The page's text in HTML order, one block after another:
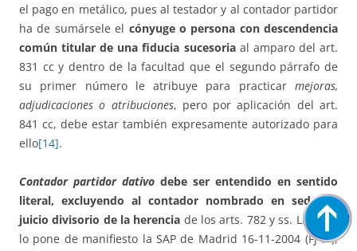
el pago en metálico, pues al testador y al contador partidor
ha de sumársele el cónyuge o persona con descendencia
común titular de una fiducia sucesoriaal amparo del art.
831 cc y dentro de la facultad que el segundo párrafo de
su primer número le atribuye para practicar mejoras,
adjudicaciones o atribuciones, pero por aplicación del art.
841 cc, debe estar también expresamente autorizado para
ello[14].
Contador partidor dativo debe ser entendido en sentido
literal, excluyendo al contador nombrado en sede de
juicio divisorio de la herencia de los arts. 782 y ss. LEC. Así
lo pone de manifiesto la SAP de Madrid 16-11-2004 (FJ 3º),